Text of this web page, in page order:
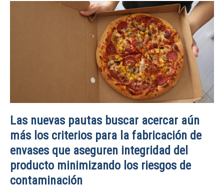
Las nuevas pautas buscar acercar aún
más los criterios para la fabricación de
envases que aseguren integridad del
producto minimizando los riesgos de
contaminación